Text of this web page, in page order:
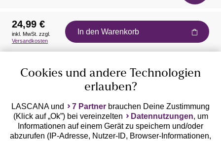
Auszeichnungen
Geprüfte Sicherheit
24,99 €
inkl. MwSt. zzgl.
Versandkosten
In den Warenkorb
Cookies und andere Technologien
erlauben?
LASCANA und 7 Partner brauchen Deine Zustimmung
(Klick auf „Ok”) bei vereinzelten
Datennutzungen, um
Informationen auf einem Gerät zu speichern und/oder
abzurufen (IP-Adresse, Nutzer-ID, Browser-Informationen,